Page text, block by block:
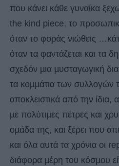
που κάνει κάθε γυναίκα
the kind piece, το
όταν το φοράς νιώθεις
όταν τα φαντάζεται και τα
σχεδόν µια µυσταγωγική
τα κοµµάτια των συλλογών
αποκλειστικά από την ίδια,
µε πολύτιµες πέτρες και
οµάδα της, και ξέρει που
και όλα αυτά τα χρόνια οι
διάφορα µέρη του κόσµου